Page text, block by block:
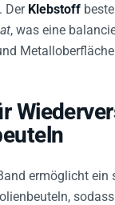
Der Klebstoff
, was eine
ermöglicht ein